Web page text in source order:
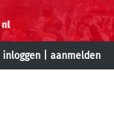
inloggen aanmelden